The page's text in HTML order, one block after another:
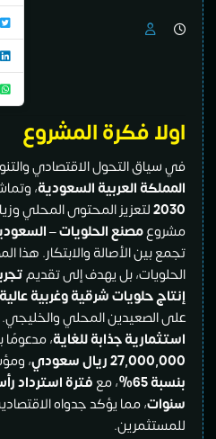
اولا فكرة المشروع
في سياق التحول الاقتصادي
المملكة العربية السعودية،
2030لتعزيز المحتوى المحلي
مشروعمصنع الحلويات –
تجمع بين الأصالة والابتكار. هذا
الحلويات، بل يهدف إلى تقديم
إنتاج حلويات شرقية وغربية
على الصعيدين المحلي
استثمارية جذابة للغاية، مدعومًا
27,000,000 ريال سعودي
،
بنسبة 65
%، مع
سنوات، مما يؤكد جدواه
للمستثمرين.